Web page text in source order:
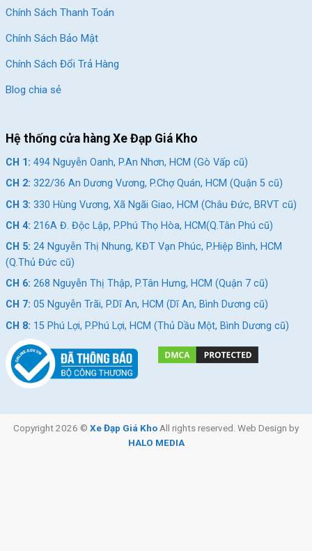
Chính Sách Thanh Toán
Chính Sách Bảo Mật
Chính Sách Đổi Trả Hàng
Blog chia sẻ
Hệ thống cửa hàng Xe Đạp Giá Kho
CH 1: 494 Nguyễn Oanh, P.An Nhơn, HCM (Gò Vấp cũ)
CH 2: 322/36 An Dương Vương, P.Chợ Quán, HCM (Quận 5 cũ)
CH 3: 330 Hùng Vương, Xã Ngãi Giao, HCM (Châu Đức, BRVT cũ)
CH 4: 216A Đ. Độc Lập, P.Phú Thọ Hòa, HCM(Q.Tân Phú cũ)
CH 5: 24 Nguyễn Thị Nhung, KĐT Vạn Phúc, P.Hiệp Bình, HCM
(Q.Thủ Đức cũ)
CH 6: 268 Nguyễn Thị Thập, P.Tân Hưng, HCM (Quận 7 cũ)
CH 7: 05 Nguyễn Trãi, P.Dĩ An, HCM (Dĩ An, Bình Dương cũ)
CH 8: 15 Phú Lợi, P.Phú Lợi, HCM (Thủ Dầu Một, Bình Dương cũ)
Copyright 2026 © Xe Đạp Giá Kho All rights reserved. Web Design by
HALO MEDIA